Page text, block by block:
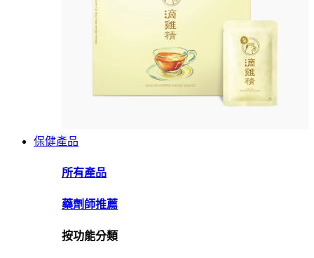
保健產品
所有產品
藥劑師推薦
按功能分類